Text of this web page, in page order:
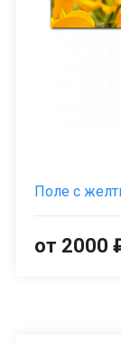
Поле с
от 2000